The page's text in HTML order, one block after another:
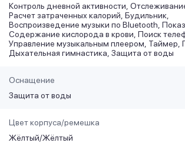
Контроль дневной активности
Расчет затраченных калорий Будильник
Воспроизведение музыки по Bluetooth
Содержание кислорода в крови Поиск
Управление музыкальным плеером Таймер
Дыхательная гимнастика Защита от воды
Оснащение
Защита от воды
Цвет корпуса/ремешка
Жёлтый/Жёлтый